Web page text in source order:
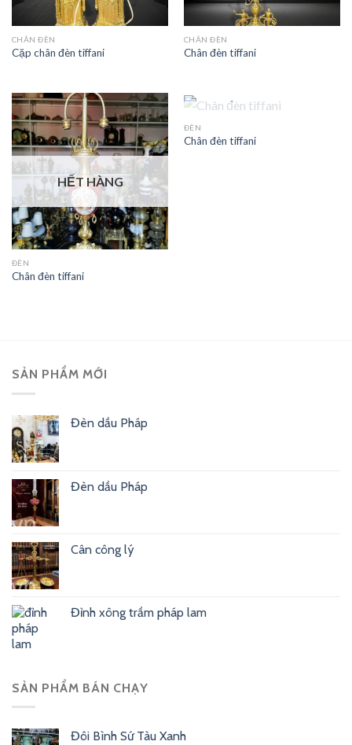
CHÂN ĐÈN
Cặp chân đèn tiffani
CHÂN ĐÈN
Chân đèn tiffani
HẾT HÀNG
ĐÈN
Chân đèn tiffani
ĐÈN
Chân đèn tiffani
SẢN PHẨM MỚI
Đèn dầu Pháp
Đèn dầu Pháp
Cân công lý
Đỉnh xông trầm pháp lam
SẢN PHẨM BÁN CHẠY
Đôi Bình Sứ Tàu Xanh